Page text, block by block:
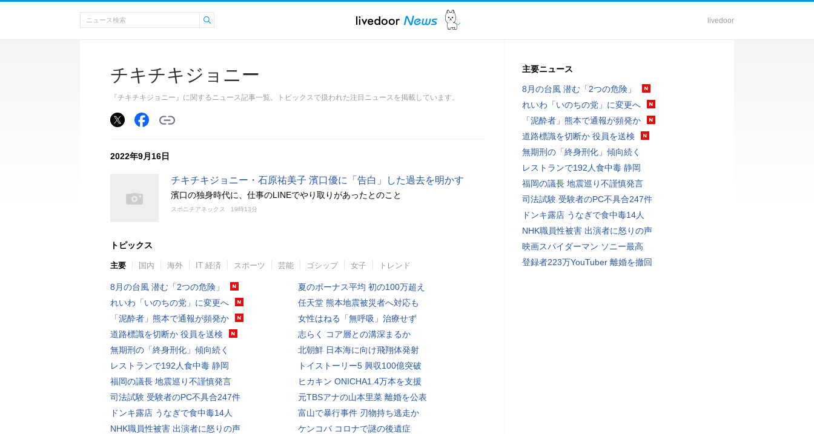
livedoor
チキチキジョニー
『チキチキジョニー』に関するニュース記事一覧。トピックスで扱われた注目ニュースを掲載しています。
2022年9月16日
チキチキジョニー・石原祐美子 濱口優に「告白」した過去を明かす
濱口の独身時代に、仕事のLINEでやり取りがあったとのこと
スポニチアネックス 19時13分
トピックス
主要 国内 海外 IT 経済 スポーツ 芸能 ゴシップ 女子 トレンド
8月の台風 潜む「2つの危険」
れいわ「いのちの党」に変更へ
「泥酔者」熊本で通報が頻発か
道路標識を切断か 役員を送検
無期刑の「終身刑化」傾向続く
レストランで192人食中毒 静岡
福岡の議長 地震巡り不謹慎発言
司法試験 受験者のPC不具合247件
ドンキ露店 うなぎで食中毒14人
NHK職員性被害 出演者に怒りの声
夏のボーナス平均 初の100万超え
任天堂 熊本地震被災者へ対応も
女性はねる「無呼吸」治療せず
志らく コア層との溝深まるか
北朝鮮 日本海に向け飛翔体発射
トイストーリー5 興収100億突破
ヒカキン ONICHA1.4万本を支援
元TBSアナの山本里菜 離婚を公表
富山で暴行事件 刃物持ち逃走か
ケンコバ コロナで謎の後遺症
主要ニュース
8月の台風 潜む「2つの危険」
れいわ「いのちの党」に変更へ
「泥酔者」熊本で通報が頻発か
道路標識を切断か 役員を送検
無期刑の「終身刑化」傾向続く
レストランで192人食中毒 静岡
福岡の議長 地震巡り不謹慎発言
司法試験 受験者のPC不具合247件
ドンキ露店 うなぎで食中毒14人
NHK職員性被害 出演者に怒りの声
映画スパイダーマン ソニー最高
登録者223万YouTuber 離婚を撤回